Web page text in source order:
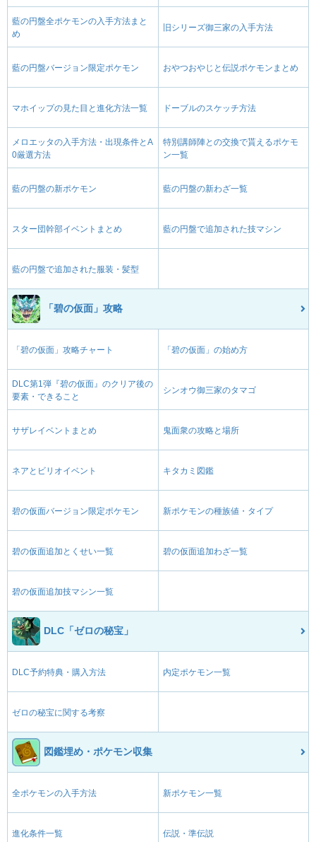
藍の円盤全ポケモンの入手方法まと
め
旧シリーズ御三家の入手方法
藍の円盤バージョン限定ポケモン おやつおやじと伝説ポケモンまとめ
マホイップの見た目と進化方法一覧 ドーブルのスケッチ方法
メロエッタの入手方法・出現条件とA
0厳選方法
特別講師陣との交換で貰えるポケモ
ン一覧
藍の円盤の新ポケモン 藍の円盤の新わざ一覧
スター団幹部イベントまとめ 藍の円盤で追加された技マシン
藍の円盤で追加された服装・髪型
「碧の仮面」攻略
「碧の仮面」攻略チャート 「碧の仮面」の始め方
DLC第1弾『碧の仮面』のクリア後の
要素・できること
シンオウ御三家のタマゴ
サザレイベントまとめ 鬼面衆の攻略と場所
ネアとビリオイベント キタカミ図鑑
碧の仮面バージョン限定ポケモン 新ポケモンの種族値・タイプ
碧の仮面追加とくせい一覧 碧の仮面追加わざ一覧
碧の仮面追加技マシン一覧
DLC「ゼロの秘宝」
DLC予約特典・購入方法 内定ポケモン一覧
ゼロの秘宝に関する考察
図鑑埋め・ポケモン収集
全ポケモンの入手方法 新ポケモン一覧
進化条件一覧 伝説・準伝説